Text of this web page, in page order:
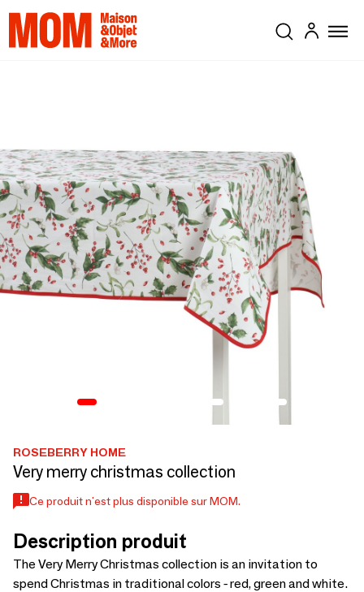
ROSEBERRY HOME
Very merry christmas collection
Ce produit n'est plus disponible sur MOM.
Description produit
The Very Merry Christmas collection is an invitation to
spend Christmas in traditional colors - red, green and white.